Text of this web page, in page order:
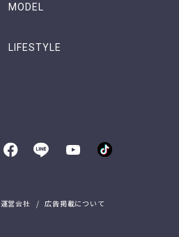
MODEL
LIFESTYLE
運営会社
広告掲載について